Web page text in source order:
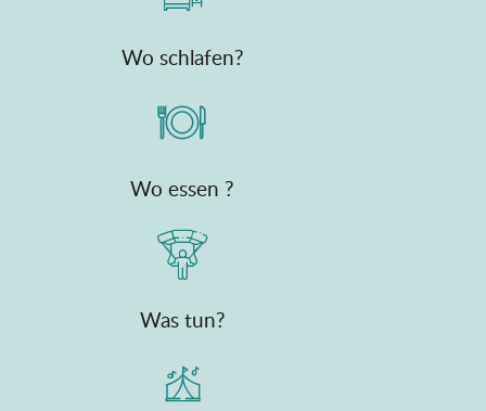
Wo schlafen?
Wo essen ?
Was tun?